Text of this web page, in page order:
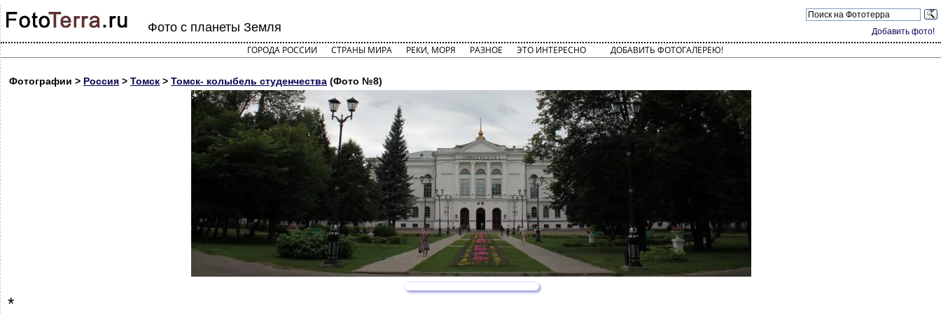
Добавить фото!
Фото с планеты Земля
ГОРОДА РОССИИ СТРАНЫ МИРА РЕКИ, МОРЯ РАЗНОЕ ЭТО ИНТЕРЕСНО ДОБАВИТЬ ФОТОГАЛЕРЕЮ!
Фотографии > Россия > Томск > Томск- колыбель студенчества (Фото №8)
*